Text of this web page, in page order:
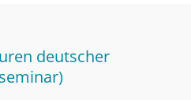
deutscher